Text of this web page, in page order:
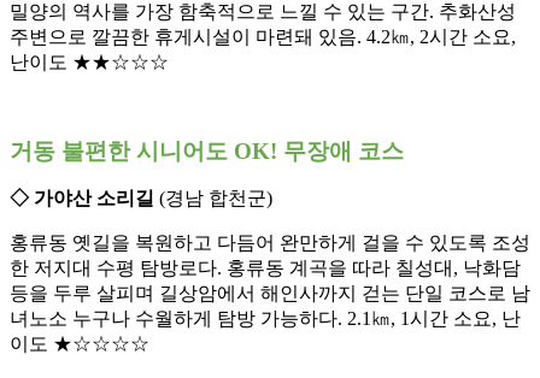
밀양의 역사를 가장 함축적으로 느낄 수 있는 구간. 추화산성
주변으로 깔끔한 휴게시설이 마련돼 있음. 4.2㎞, 2시간 소요,
난이도 ★★☆☆☆
거동 불편한 시니어도 OK! 무장애 코스
◇ 가야산 소리길 (경남 합천군)
홍류동 옛길을 복원하고 다듬어 완만하게 걸을 수 있도록 조성
한 저지대 수평 탐방로다. 홍류동 계곡을 따라 칠성대, 낙화담
등을 두루 살피며 길상암에서 해인사까지 걷는 단일 코스로 남
녀노소 누구나 수월하게 탐방 가능하다. 2.1㎞, 1시간 소요, 난
이도 ★☆☆☆☆